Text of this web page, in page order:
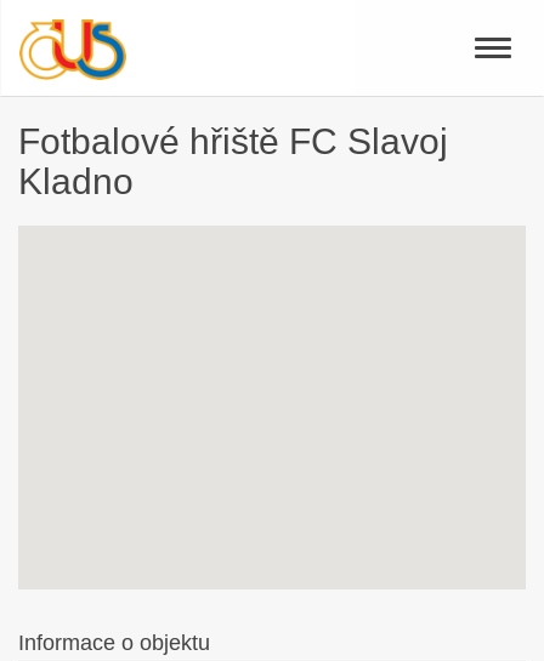
Toggle
Fotbalové hřiště FC Slavoj
Kladno
Informace o objektu